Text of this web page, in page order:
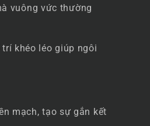
vuông vức thường
khéo léo giúp ngôi
mạch, tạo sự gắn kết